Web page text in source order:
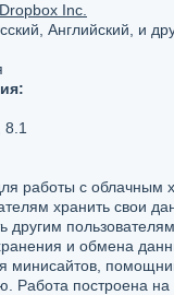
Dropbox Inc.
Английский, и
8.1
работы с облачным
хранить свои
другим
и обмена
минисайтов,
Работа построена